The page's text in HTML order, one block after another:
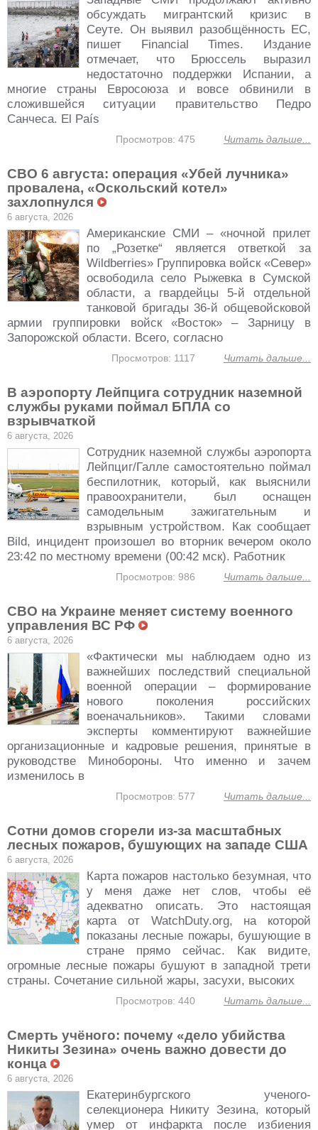
обсуждать мигрантский кризис в
Сеуте. Он выявил разобщённость ЕС,
пишет Financial Times. Издание
отмечает, что Брюссель выразил
недостаточно поддержки Испании, а
многие страны Евросоюза и вовсе обвинили в
сложившейся ситуации правительство Педро
Санчеса. El País
Читать дальше...
Просмотров: 475
СВО 6 августа: операция «Убей лучника»
провалена, «Оскольский котел»
захлопнулся
6 августа, 2026
Американские СМИ – «ночной прилет
по „Розетке“ является ответкой за
Wildberries» Группировка войск «Север»
освободила село Рыжевка в Сумской
области, а гвардейцы 5-й отдельной
танковой бригады 36-й общевойсковой
армии группировки войск «Восток» – Зарницу в
Запорожской области. Всего, согласно
Читать дальше...
Просмотров: 1117
В аэропорту Лейпцига сотрудник наземной
службы руками поймал БПЛА со
взрывчаткой
6 августа, 2026
Сотрудник наземной службы аэропорта
Лейпциг/Галле самостоятельно поймал
беспилотник, который, как выяснили
правоохранители, был оснащен
самодельным зажигательным и
взрывным устройством. Как сообщает
Bild, инцидент произошел во вторник вечером около
23:42 по местному времени (00:42 мск). Работник
Читать дальше...
Просмотров: 986
СВО на Украине меняет систему военного
управления ВС РФ
6 августа, 2026
«Фактически мы наблюдаем одно из
важнейших последствий специальной
военной операции – формирование
нового поколения российских
военачальников». Такими словами
эксперты комментируют важнейшие
организационные и кадровые решения, принятые в
руководстве Минобороны. Что именно и зачем
изменилось в
Читать дальше...
Просмотров: 577
Сотни домов сгорели из-за масштабных
лесных пожаров, бушующих на западе США
6 августа, 2026
Карта пожаров настолько безумная, что
у меня даже нет слов, чтобы её
адекватно описать. Это настоящая
карта от WatchDuty.org, на которой
показаны лесные пожары, бушующие в
стране прямо сейчас. Как видите,
огромные лесные пожары бушуют в западной трети
страны. Сочетание сильной жары, засухи, высоких
Читать дальше...
Просмотров: 440
Смерть учёного: почему «дело убийства
Никиты Зезина» очень важно довести до
конца
6 августа, 2026
Екатеринбургского ученого-
селекционера Никиту Зезина, который
умер от инфаркта после избиения